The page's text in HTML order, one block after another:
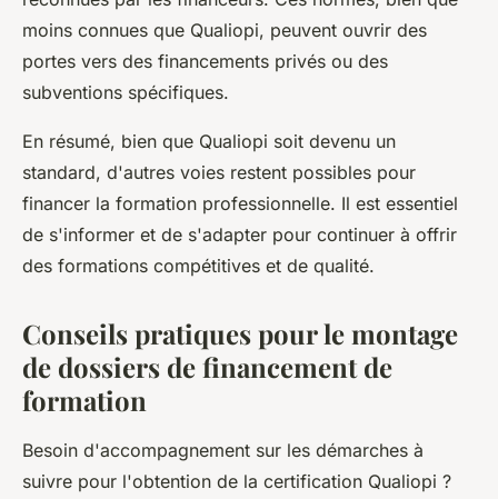
moins connues que Qualiopi, peuvent ouvrir des
portes vers des financements privés ou des
subventions spécifiques.
En résumé, bien que Qualiopi soit devenu un
standard, d'autres voies restent possibles pour
financer la formation professionnelle. Il est essentiel
de s'informer et de s'adapter pour continuer à offrir
des formations compétitives et de qualité.
Conseils pratiques pour le montage
de dossiers de financement de
formation
Besoin d'accompagnement sur les démarches à
suivre pour l'obtention de la certification Qualiopi ?